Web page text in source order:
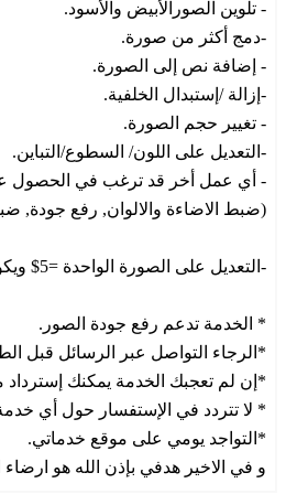
- تلوين الصورالأبيض والأسود.
-دمج أكثر من صورة.
- إضافة نص إلى الصورة.
-إزالة /إستبدال الخلفية.
- تغيير حجم الصورة.
-التعديل على اللون/ السطوع/التباين.
- أي عمل أخر قد ترغب في الحصول
(ضبط الاضاءة والالوان, رفع جودة,
-التعديل على الصورة الواحدة =5$ ويكون التسليم خلال يوم
* الخدمة تدعم رفع جودة الصور.
*الرجاء التواصل عبر الرسائل قبل
*إن لم تعجبك الخدمة يمكنك إسترداد
* لا تتردد في الإستفسار حول أي
*التواجد يومي على موقع خدماتي.
و في الاخير هدفي بإذن الله هو